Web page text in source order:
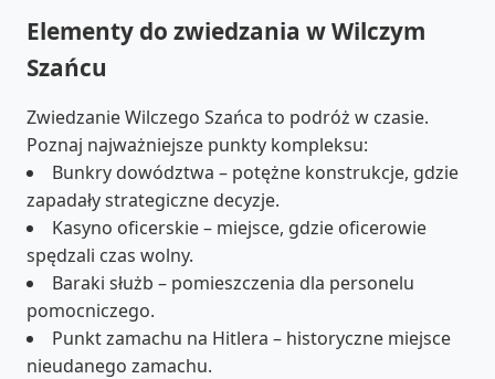
Elementy do zwiedzania w Wilczym
Szańcu
Zwiedzanie Wilczego Szańca to podróż w czasie.
Poznaj najważniejsze punkty kompleksu:
Bunkry dowództwa – potężne konstrukcje, gdzie
zapadały strategiczne decyzje.
Kasyno oficerskie – miejsce, gdzie oficerowie
spędzali czas wolny.
Baraki służb – pomieszczenia dla personelu
pomocniczego.
Punkt zamachu na Hitlera – historyczne miejsce
nieudanego zamachu.